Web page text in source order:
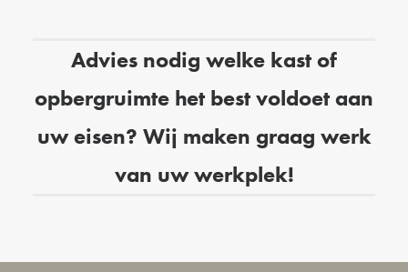
Advies nodig welke kast of
opbergruimte het best voldoet aan
uw eisen? Wij maken graag werk
van uw werkplek!